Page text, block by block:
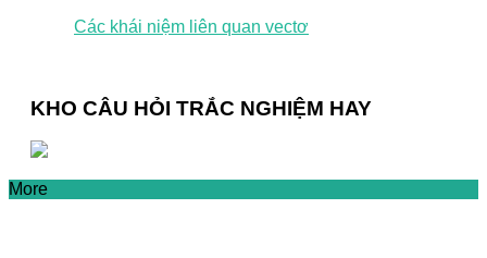
Các khái niệm liên quan vectơ
KHO CÂU HỎI TRẮC NGHIỆM HAY
More